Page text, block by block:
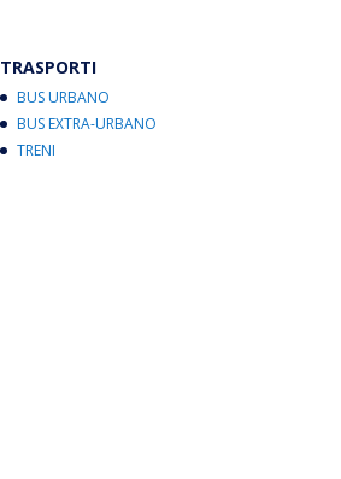
TRASPORTI
BUS URBANO
BUS EXTRA-URBANO
TRENI